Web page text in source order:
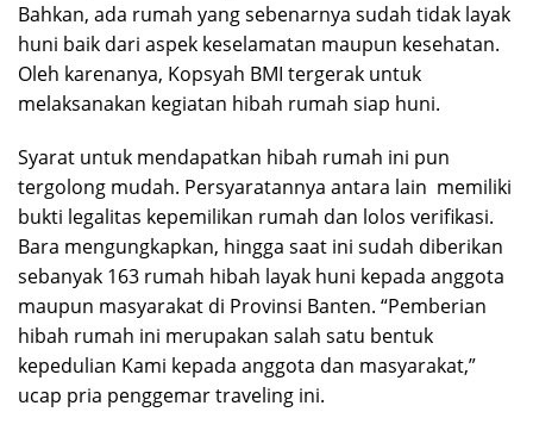
Bahkan, ada rumah yang sebenarnya sudah tidak layak
huni baik dari aspek keselamatan maupun kesehatan.
Oleh karenanya, Kopsyah BMI tergerak untuk
melaksanakan kegiatan hibah rumah siap huni.
Syarat untuk mendapatkan hibah rumah ini pun
tergolong mudah. Persyaratannya antara lain memiliki
bukti legalitas kepemilikan rumah dan lolos verifikasi.
Bara mengungkapkan, hingga saat ini sudah diberikan
sebanyak 163 rumah hibah layak huni kepada anggota
maupun masyarakat di Provinsi Banten. “Pemberian
hibah rumah ini merupakan salah satu bentuk
kepedulian Kami kepada anggota dan masyarakat,”
ucap pria penggemar traveling ini.